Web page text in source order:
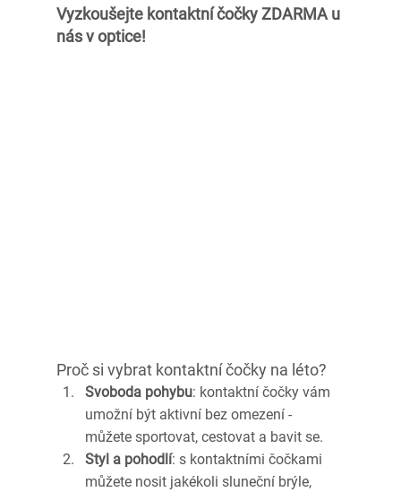
Vyzkoušejte kontaktní čočky ZDARMA u
nás v optice!
Proč si vybrat kontaktní čočky na léto?
Svoboda pohybu: kontaktní čočky vám
umožní být aktivní bez omezení -
můžete sportovat, cestovat a bavit se.
Styl a pohodlí: s kontaktními čočkami
můžete nosit jakékoli sluneční brýle,